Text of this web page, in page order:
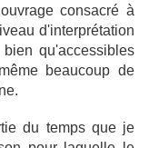
consacré à
d'interprétation
qu'accessibles
beaucoup de
du temps que je